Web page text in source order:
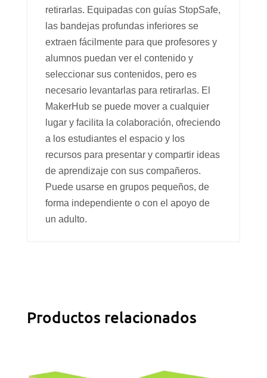
retirarlas. Equipadas con guías StopSafe,
las bandejas profundas inferiores se
extraen fácilmente para que profesores y
alumnos puedan ver el contenido y
seleccionar sus contenidos, pero es
necesario levantarlas para retirarlas. El
MakerHub se puede mover a cualquier
lugar y facilita la colaboración, ofreciendo
a los estudiantes el espacio y los
recursos para presentar y compartir ideas
de aprendizaje con sus compañeros.
Puede usarse en grupos pequeños, de
forma independiente o con el apoyo de
un adulto.
Productos relacionados